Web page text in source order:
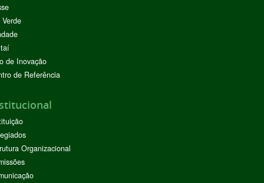
de Inovação
de Referência
Organizacional